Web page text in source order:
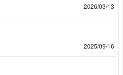
2026/03/13
2025/09/16